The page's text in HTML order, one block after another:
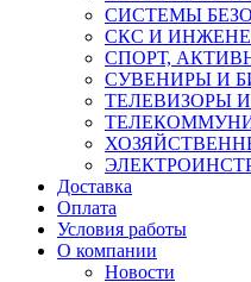
СИСТЕМЫ
СКС И
СПОРТ,
СУВЕНИРЫ И
ТЕЛЕВИЗОРЫ
Доставка
Оплата
Условия работы
О компании
Новости